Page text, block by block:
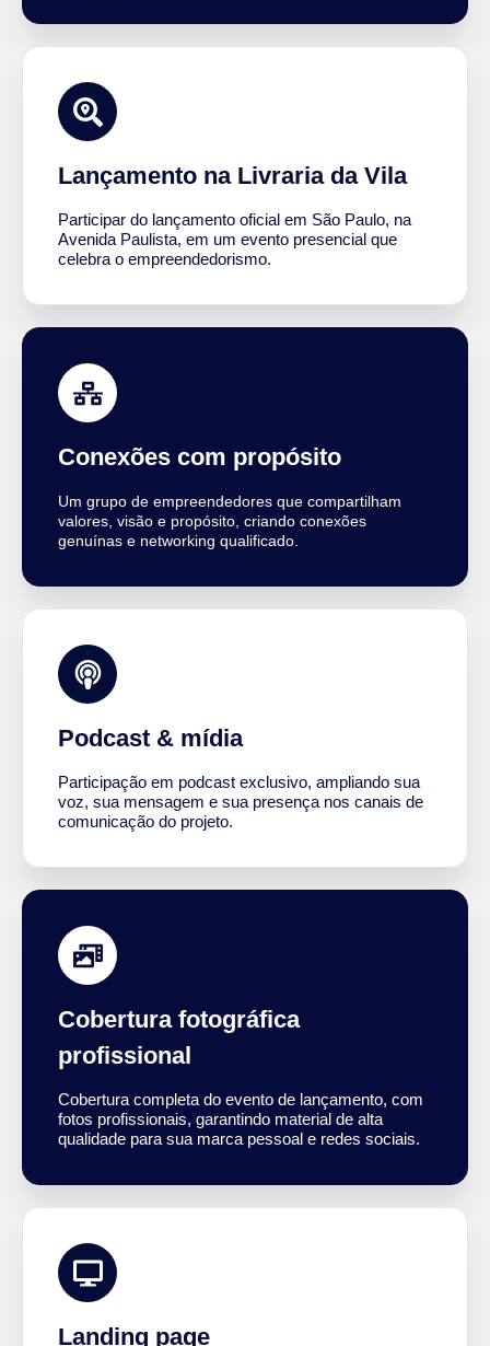
Lançamento na Livraria da Vila
Participar do lançamento oficial em São Paulo, na
Avenida Paulista, em um evento presencial que
celebra o empreendedorismo.
Conexões com propósito
Um grupo de empreendedores que compartilham
valores, visão e propósito, criando conexões
genuínas e networking qualificado.
Podcast & mídia
Participação em podcast exclusivo, ampliando sua
voz, sua mensagem e sua presença nos canais de
comunicação do projeto.
Cobertura fotográfica
profissional
Cobertura completa do evento de lançamento, com
fotos profissionais, garantindo material de alta
qualidade para sua marca pessoal e redes sociais.
Landing page